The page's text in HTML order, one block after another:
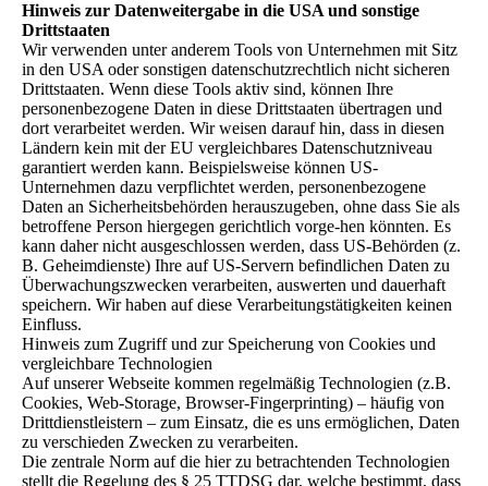
Hinweis zur Datenweitergabe in die USA und sonstige
Drittstaaten
Wir verwenden unter anderem Tools von Unternehmen mit Sitz
in den USA oder sonstigen datenschutzrechtlich nicht sicheren
Drittstaaten. Wenn diese Tools aktiv sind, können Ihre
personenbezogene Daten in diese Drittstaaten übertragen und
dort verarbeitet werden. Wir weisen darauf hin, dass in diesen
Ländern kein mit der EU vergleichbares Datenschutzniveau
garantiert werden kann. Beispielsweise können US-
Unternehmen dazu verpflichtet werden, personenbezogene
Daten an Sicherheitsbehörden herauszugeben, ohne dass Sie als
betroffene Person hiergegen gerichtlich vorge-hen könnten. Es
kann daher nicht ausgeschlossen werden, dass US-Behörden (z.
B. Geheimdienste) Ihre auf US-Servern befindlichen Daten zu
Überwachungszwecken verarbeiten, auswerten und dauerhaft
speichern. Wir haben auf diese Verarbeitungstätigkeiten keinen
Einfluss.
Hinweis zum Zugriff und zur Speicherung von Cookies und
vergleichbare Technologien
Auf unserer Webseite kommen regelmäßig Technologien (z.B.
Cookies, Web-Storage, Browser-Fingerprinting) – häufig von
Drittdienstleistern – zum Einsatz, die es uns ermöglichen, Daten
zu verschieden Zwecken zu verarbeiten.
Die zentrale Norm auf die hier zu betrachtenden Technologien
stellt die Regelung des § 25 TTDSG dar, welche bestimmt, dass